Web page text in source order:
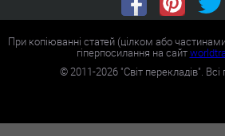
При копіюванні статей (цілком або
гіперпосилання на сайт
©2011-2026"Світ перекладів".